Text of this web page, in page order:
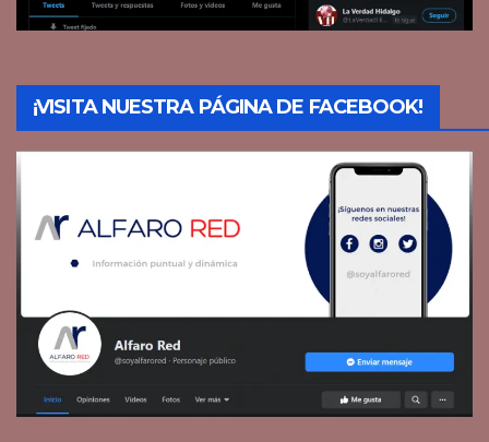
¡VISITA NUESTRA PÁGINA DE FACEBOOK!